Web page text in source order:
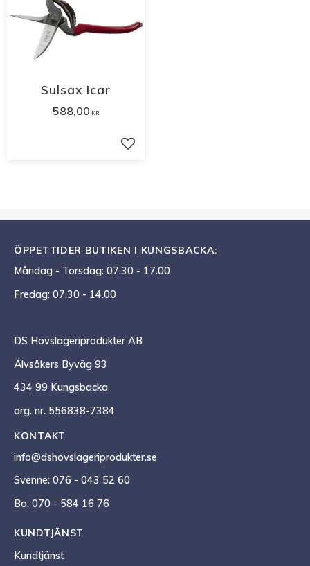
Sulsax Icar
588,00 KR
Lägg till i favoriter
ÖPPETTIDER BUTIKEN I KUNGSBACKA:
Måndag - Torsdag: 07.30 - 17.00
Fredag: 07.30 - 14.00
DS Hovslageriprodukter AB
Älvsåkers Byväg 93
434 99 Kungsbacka
org. nr. 556838-7384
KONTAKT
info@dshovslageriprodukter.se
Svenne: 076 - 043 52 60
Bo: 070 - 584 16 76
KUNDTJÄNST
Kundtjänst